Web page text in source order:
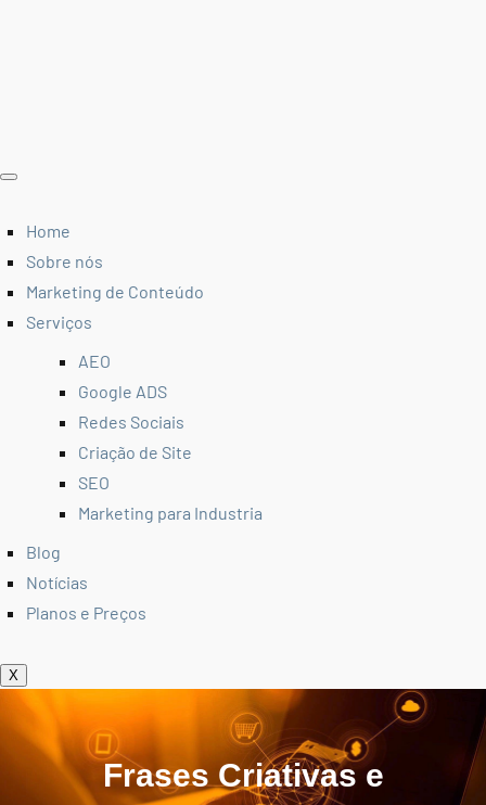
Home
Sobre nós
Marketing de Conteúdo
Serviços
AEO
Google ADS
Redes Sociais
Criação de Site
SEO
Marketing para Industria
Blog
Notícias
Planos e Preços
X
Frases Criativas e